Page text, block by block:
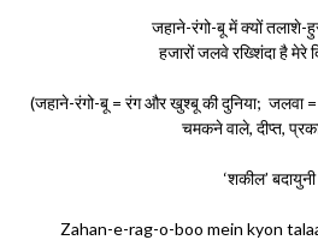
जहाने-रंगो-बू में क्यों तलाशे-
हजारों जलवे रख्शिंदा है मेरे
(जहाने-रंगो-बू = रंग और खुश्बू की दुनिया; जलवा =
चमकने वाले, दीप्त,
‘शकील’ बदायुनी
Zahan-e-rag-o-boo mein kyon